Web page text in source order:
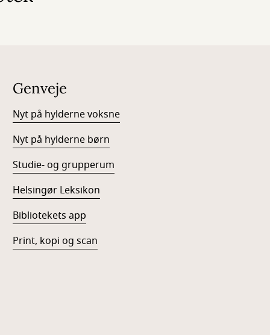
Genveje
Nyt på hylderne voksne
Nyt på hylderne børn
Studie- og grupperum
Helsingør Leksikon
Bibliotekets app
Print, kopi og scan